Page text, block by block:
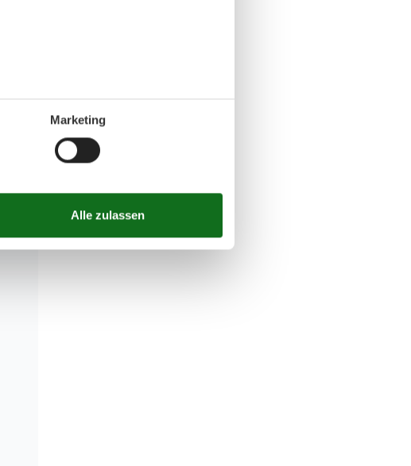
Marketing